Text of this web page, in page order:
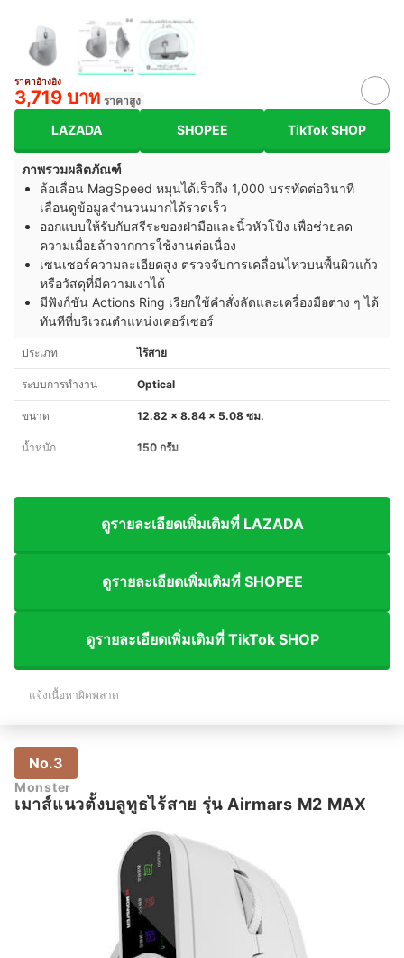
ราคาอ้างอิง
3,719 บาท ราคาสูง
LAZADA SHOPEE TikTok SHOP
ภาพรวมผลิตภัณฑ์
ล้อเลื่อน MagSpeed หมุนได้เร็วถึง 1,000 บรรทัดต่อวินาที
เลื่อนดูข้อมูลจำนวนมากได้รวดเร็ว
ออกแบบให้รับกับสรีระของฝ่ามือและนิ้วหัวโป้ง เพื่อช่วยลด
ความเมื่อยล้าจากการใช้งานต่อเนื่อง
เซนเซอร์ความละเอียดสูง ตรวจจับการเคลื่อนไหวบนพื้นผิวแก้ว
หรือวัสดุที่มีความเงาได้
มีฟังก์ชัน Actions Ring เรียกใช้คำสั่งลัดและเครื่องมือต่าง ๆ ได้
ทันทีที่บริเวณตำแหน่งเคอร์เซอร์
ประเภท ไร้สาย
ระบบการทำงาน Optical
ขนาด 12.82 x 8.84 x 5.08 ซม.
น้ำหนัก 150 กรัม
ดูรายละเอียดเพิ่มเติมที่ LAZADA
ดูรายละเอียดเพิ่มเติมที่ SHOPEE
ดูรายละเอียดเพิ่มเติมที่ TikTok SHOP
แจ้งเนื้อหาผิดพลาด
No.3
Monster
เมาส์แนวตั้งบลูทูธไร้สาย รุ่น Airmars M2 MAX